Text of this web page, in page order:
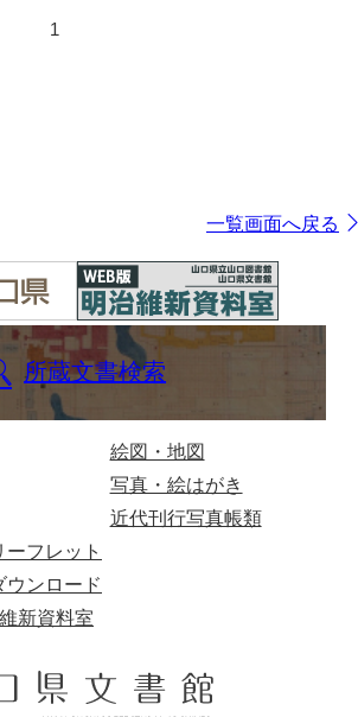
1
一覧画面へ戻る
所蔵文書検索
絵図・地図
写真・絵はがき
近代刊行写真帳類
フレット
ウンロード
新資料室